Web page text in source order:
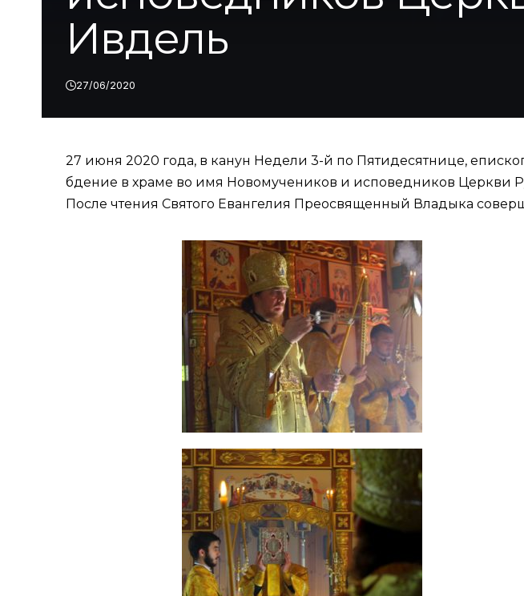
Ивдель
27/06/2020
27 июня 2020 года, в канун Недели 3-й по Пятидесятнице,
бдение в храме во имя Новомучеников и исповедников Церкви
После чтения Святого Евангелия Преосвященный Владыка